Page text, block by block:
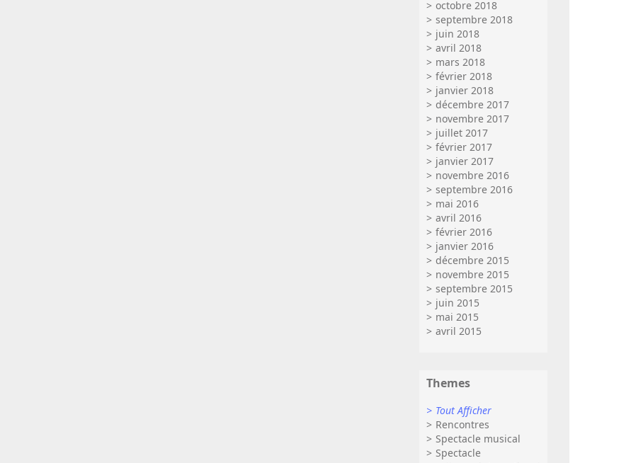
octobre 2018
septembre 2018
juin 2018
avril 2018
mars 2018
février 2018
janvier 2018
décembre 2017
novembre 2017
juillet 2017
février 2017
janvier 2017
novembre 2016
septembre 2016
mai 2016
avril 2016
février 2016
janvier 2016
décembre 2015
novembre 2015
septembre 2015
juin 2015
mai 2015
avril 2015
Themes
Tout Afficher
Rencontres
Spectacle musical
Spectacle